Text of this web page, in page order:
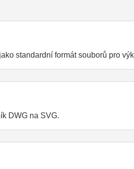
standardní formát souborů pro
DWG na SVG.